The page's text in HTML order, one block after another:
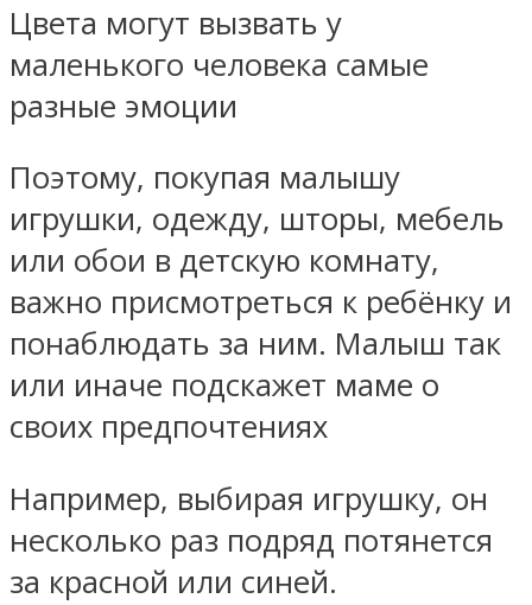
Цвета могут вызвать у
маленького человека самые
разные эмоции
Поэтому, покупая малышу
игрушки, одежду, шторы, мебель
или обои в детскую комнату,
важно присмотреться к ребёнку и
понаблюдать за ним. Малыш так
или иначе подскажет маме о
своих предпочтениях
Например, выбирая игрушку, он
несколько раз подряд потянется
за красной или синей.